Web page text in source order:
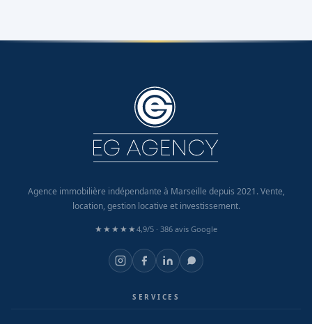
Agence immobilière indépendante à Marseille depuis 2021. Vente,
location, gestion locative et investissement.
★★★★★4,9/5 · 386 avis Google
SERVICES